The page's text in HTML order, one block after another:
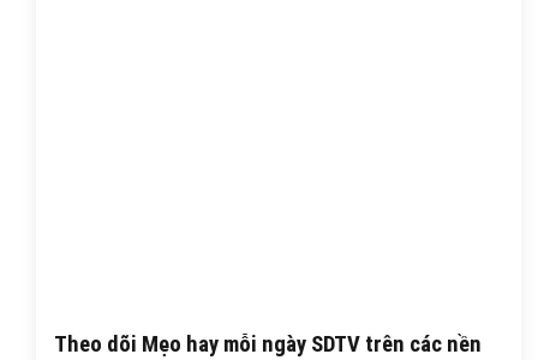
Theo dõi Mẹo hay mỗi ngày SDTV trên các nền